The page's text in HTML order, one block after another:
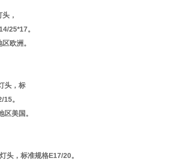
，
25*17。
欧洲。
头，标
。
美国。
，标准规格E17/20。